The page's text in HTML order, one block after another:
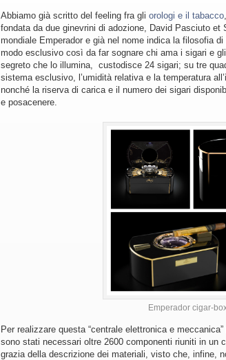
Abbiamo già scritto del feeling fra gli orologi e il tabacco
fondata da due ginevrini di adozione, David Pasciuto
mondiale Emperador e già nel nome indica la filosofia
modo esclusivo così da far sognare chi ama i sigari e
segreto che lo illumina, custodisce 24 sigari; su tre
sistema esclusivo, l’umidità relativa e la temperatura
nonché la riserva di carica e il numero dei sigari
e posacenere.
Emperador cigar-
Per realizzare questa “centrale elettronica e
sono stati necessari oltre 2600 componenti riuniti in
grazia della descrizione dei materiali, visto che, infine,